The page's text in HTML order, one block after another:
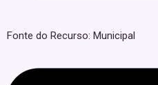
Fonte do Recurso: Municipal